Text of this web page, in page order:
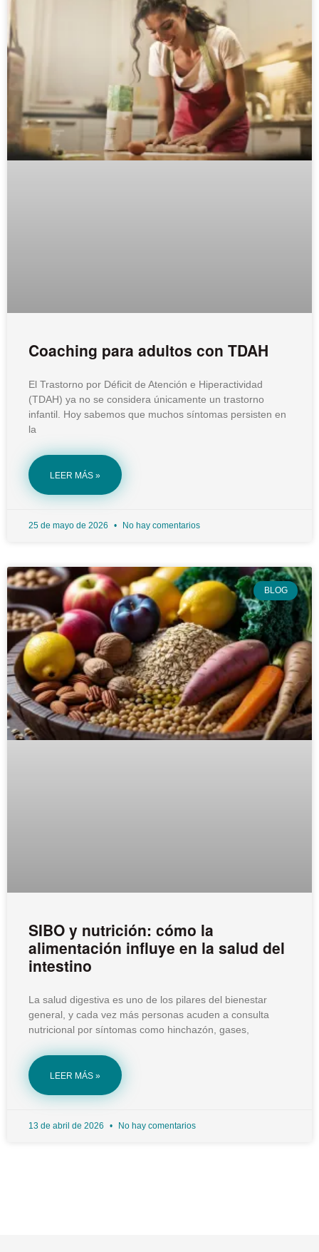
Coaching para adultos con TDAH
El Trastorno por Déficit de Atención e Hiperactividad
(TDAH) ya no se considera únicamente un trastorno
infantil. Hoy sabemos que muchos síntomas persisten en
la
LEER MÁS »
25 de mayo de 2026 No hay comentarios
BLOG
SIBO y nutrición: cómo la
alimentación influye en la salud del
intestino
La salud digestiva es uno de los pilares del bienestar
general, y cada vez más personas acuden a consulta
nutricional por síntomas como hinchazón, gases,
LEER MÁS »
13 de abril de 2026 No hay comentarios